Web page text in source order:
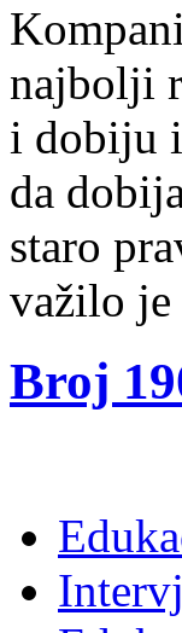
najbolji
i dobiju i
da
staro
važilo je
Broj